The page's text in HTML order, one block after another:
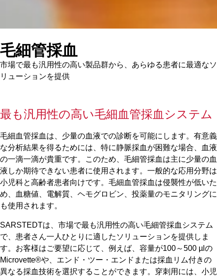
毛細管採血
市場で最も汎用性の高い製品群から、あらゆる患者に最適なソ
リューションを提供
最も汎用性の高い毛細血管採血システム
毛細血管採血は、少量の血液での診断を可能にします。有意義
な分析結果を得るためには、特に静脈採血が困難な場合、血液
の一滴一滴が貴重です。このため、毛細管採血は主に少量の血
液しか期待できない患者に使用されます。一般的な応用分野は
小児科と高齢者患者向けです。毛細血管採血は侵襲性が低いた
め、血糖値、電解質、ヘモグロビン、投薬量のモニタリングに
も使用されます。
SARSTEDTは、市場で最も汎用性の高い毛細管採血システム
で、患者さん一人ひとりに適したソリューションを提供しま
す。お客様はご要望に応じて、例えば、容量が100～500 µlの
Microvette®や、エンド・ツー・エンドまたは採血リム付きの
異なる採血技術を選択することができます。穿刺用には、小児